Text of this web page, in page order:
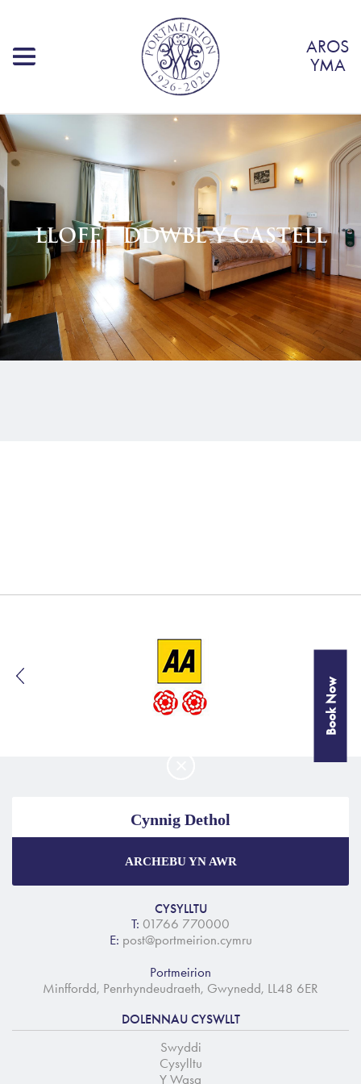
AROS
YMA
LLOFFT DDWBL Y CASTELL
CYSYLLTU
T: 01766 770000
E: post@portmeirion.cymru
Portmeirion
Minffordd, Penrhyndeudraeth, Gwynedd, LL48 6ER
DOLENNAU CYSWLLT
Swyddi
Cysylltu
Y Wasg
Book Now
Cynnig Dethol
Manteisiwch ar y prisiau gorau a chynigion arbennig
wrth archebu trwy'r wefan swyddogol.
Gwarantir y Pris Gorau
Cynigion Arbennig
Pecynnau Unigryw
ARCHEBU YN AWR